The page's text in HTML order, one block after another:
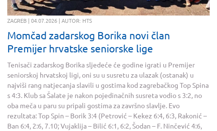
ZAGREB | 04.07.2026 | AUTOR: HTS
Momčad zadarskog Borika novi član
Premijer hrvatske seniorske lige
Tenisači zadarskog Borika sljedeće će godine igrati u Premijer
seniorskoj hrvatskoj ligi, oni su u susretu za ulazak (ostanak) u
najviši rang natjecanja slavili u gostima kod zagrebačkog Top Spina
s 4:3. Klub sa Šalate je nakon pojedinačnih susreta vodio s 3:2, no
oba meča u paru su pripali gostima za završno slavlje. Evo
rezultata: Top Spin – Borik 3:4 (Petrović – Kekez 6:4, 6:3, Rakonić –
Ban 6:4, 2:6, 7.10; Vujaklija – Bilić 6:1, 6:2, Šodan – F. Ninčević 4:6,